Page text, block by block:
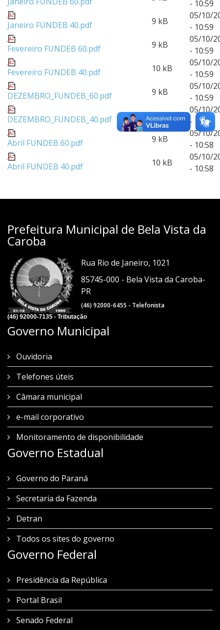
- 10:59
Janeiro FUNDEB 40.pdf
9 kB
05/10/
- 10:59
Fevereiro FUNDEB 60.pdf
9 kB
05/10/
- 10:59
Fevereiro FUNDEB 40.pdf
10 kB
05/10/
- 10:59
DEZEMBRO_FUNDEB_60.pdf
9 kB
05/10/
- 10:59
DEZEMBRO_FUNDEB_40.pdf
10 kB
05/10/
- 10:58
Abril FUNDEB 60.pdf
9 kB
05/10/
- 10:58
Abril FUNDEB 40.pdf
10 kB
05/10/
- 10:58
Prefeitura Municipal de Bela Vista da
Caroba
Rua Rio de Janeiro, 1021
85745-000 - Bela Vista da Caroba-
PR
(46) 92000-6455 - Telefonista
(46) 92000-7135 - Tributação
Governo Municipal
Ouvidoria
Telefones úteis
Câmara municipal
e-mail corporativo
Monitoramento de disponibilidade
Governo Estadual
Governo do Paraná
Secretaria da Fazenda
Detran
Todos os sites do governo
Governo Federal
Presidência da República
Portal Brasil
Senado Federal